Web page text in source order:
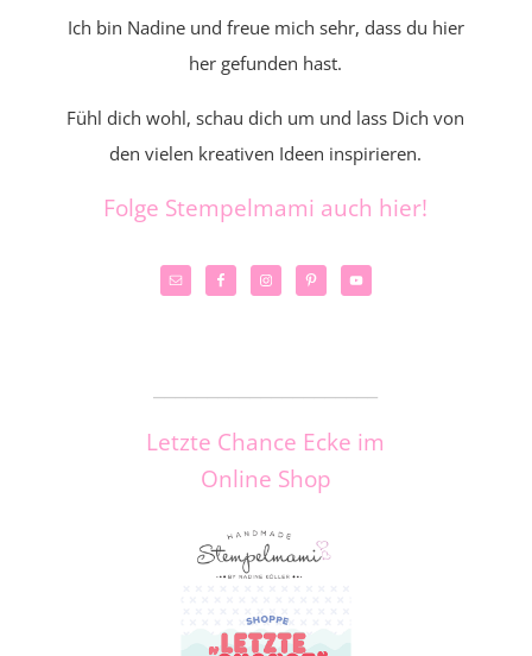
Ich bin Nadine und freue mich sehr, dass du hier
her gefunden hast.
Fühl dich wohl, schau dich um und lass Dich von
den vielen kreativen Ideen inspirieren.
Folge Stempelmami auch hier!
Letzte Chance Ecke im
Online Shop